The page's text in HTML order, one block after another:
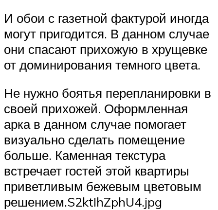
И обои с газетной фактурой иногда
могут пригодится. В данном случае
они спасают прихожую в хрущевке
от доминирования темного цвета.
Не нужно боятья перепланировки в
своей прихожей. Оформленная
арка в данном случае помогает
визуально сделать помещение
больше. Каменная текстура
встречает гостей этой квартиры
приветливым бежевым цветовым
решением.S2ktIhZphU4.jpg